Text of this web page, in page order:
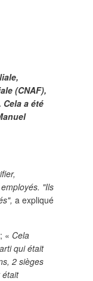
(CNAF),
a été
"Ils
a expliqué
« Cela
qui était
2 sièges
était